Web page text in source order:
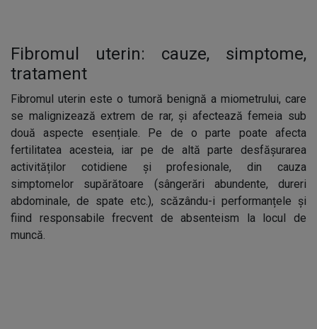
Fibromul uterin: cauze, simptome,
tratament
Fibromul uterin este o tumoră benignă a miometrului, care
se malignizează extrem de rar, și afectează femeia sub
două aspecte esențiale. Pe de o parte poate afecta
fertilitatea acesteia, iar pe de altă parte desfășurarea
activităților cotidiene și profesionale, din cauza
simptomelor supărătoare (sângerări abundente, dureri
abdominale, de spate etc.), scăzându-i performanțele și
fiind responsabile frecvent de absenteism la locul de
muncă.